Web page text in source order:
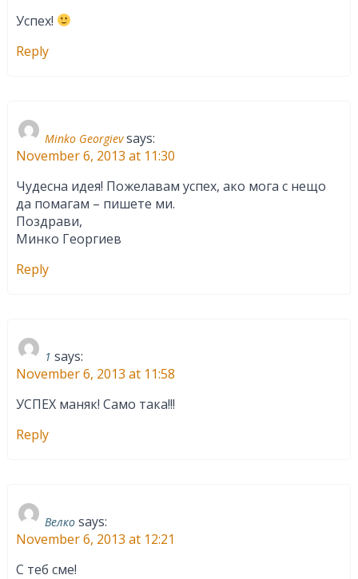
Успех!
Reply
Minko Georgiev says:
November 6, 2013 at 11:30
Чудесна идея! Пожелавам успех, ако мога с нещо
да помагам – пишете ми.
Поздрави,
Минко Георгиев
Reply
1 says:
November 6, 2013 at 11:58
УСПЕХ маняк! Само така!!!
Reply
Велко says:
November 6, 2013 at 12:21
С теб сме!